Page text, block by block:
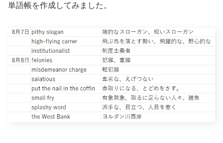
単語帳を作成してみました。